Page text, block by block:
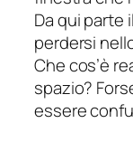
Da qui parte
perdersi
Che cos’è
spazio?
essere